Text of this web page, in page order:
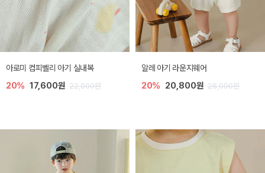
아로미 컴피벨리 아기 실내복
20% 17,600원 22,000원
알레 아기 라운지웨어
20% 20,800원 26,000원